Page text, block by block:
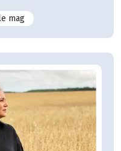
magN°124